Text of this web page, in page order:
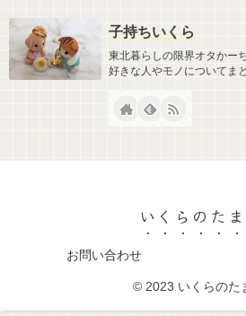
子持ちいくら
東北暮らしの限界オタかー
好きな人やモノについてま
いくらのた
お問い合わせ
© 2023 いくらのた